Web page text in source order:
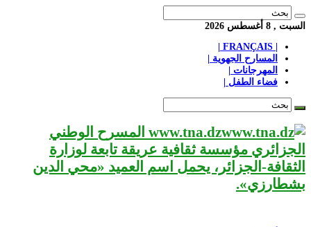
السبت , 8 أغسطس 2026
المسارح الجهوية |
المهرجانات |
فضاء الطفل |
www.tna.dz المسرح الوطني
الجزائري مؤسسة ثقافية عريقة تابعة لوزارة
الثقافة-الجزائر، يحمل اسم العميد «محي الدين
بشطارزي».